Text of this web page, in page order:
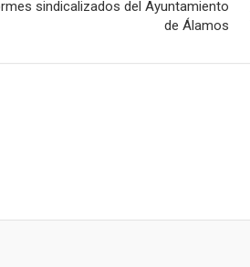
sindicalizados del Ayuntamiento
de Álamos